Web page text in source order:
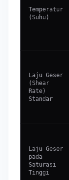
Temperatur
(Suhu)
Laju Geser
(Shear
Rate)
Standar
Laju Geser
pada
Saturasi
Tinggi